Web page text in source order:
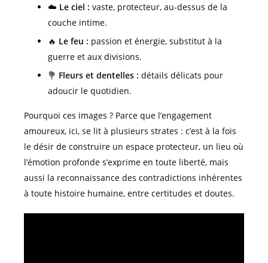
☁️ Le ciel : vaste, protecteur, au-dessus de la
couche intime.
🔥 Le feu : passion et énergie, substitut à la
guerre et aux divisions.
💐 Fleurs et dentelles : détails délicats pour
adoucir le quotidien.
Pourquoi ces images ? Parce que l’engagement
amoureux, ici, se lit à plusieurs strates : c’est à la fois
le désir de construire un espace protecteur, un lieu où
l’émotion profonde s’exprime en toute liberté, mais
aussi la reconnaissance des contradictions inhérentes
à toute histoire humaine, entre certitudes et doutes.